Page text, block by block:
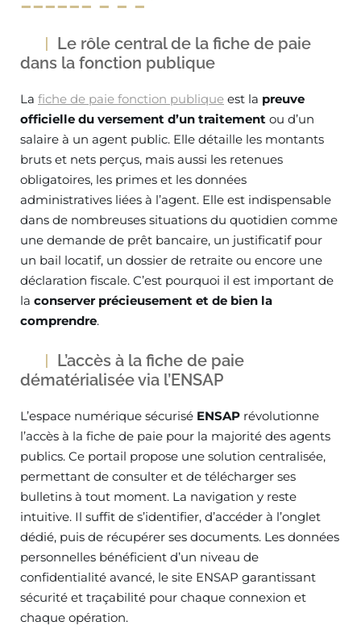
Le rôle central de la fiche de paie
dans la fonction publique
La fiche de paie fonction publique est la preuve
officielle du versement d’un traitement ou d’un
salaire à un agent public. Elle détaille les montants
bruts et nets perçus, mais aussi les retenues
obligatoires, les primes et les données
administratives liées à l’agent. Elle est indispensable
dans de nombreuses situations du quotidien comme
une demande de prêt bancaire, un justificatif pour
un bail locatif, un dossier de retraite ou encore une
déclaration fiscale. C’est pourquoi il est important de
la conserver précieusement et de bien la
comprendre.
L’accès à la fiche de paie
dématérialisée via l’ENSAP
L’espace numérique sécurisé ENSAP révolutionne
l’accès à la fiche de paie pour la majorité des agents
publics. Ce portail propose une solution centralisée,
permettant de consulter et de télécharger ses
bulletins à tout moment. La navigation y reste
intuitive. Il suffit de s’identifier, d’accéder à l’onglet
dédié, puis de récupérer ses documents. Les données
personnelles bénéficient d’un niveau de
confidentialité avancé, le site ENSAP garantissant
sécurité et traçabilité pour chaque connexion et
chaque opération.